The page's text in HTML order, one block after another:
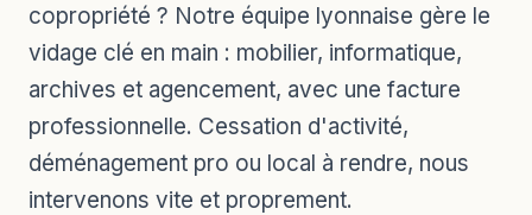
copropriété ? Notre équipe lyonnaise gère le
vidage clé en main : mobilier, informatique,
archives et agencement, avec une facture
professionnelle. Cessation d'activité,
déménagement pro ou local à rendre, nous
intervenons vite et proprement.